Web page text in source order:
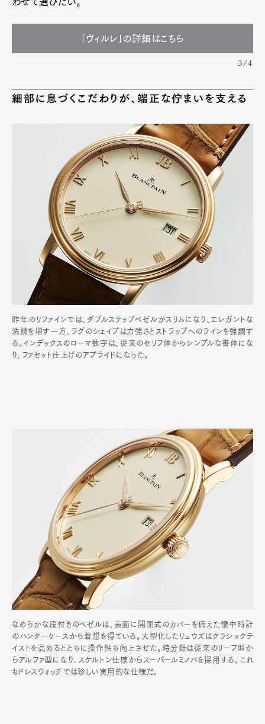
わせて選びたい。
「ヴィルレ」の詳細はこちら
3/4
細部に息づくこだわりが、端正な佇まいを支える
昨年のリファインでは、ダブルステップベゼルがスリムになり、エレガントな
洗練を増す一方、ラグのシェイプは力強さとストラップへのラインを強調す
る。インデックスのローマ数字は、従来のセリフ体からシンプルな書体にな
り、ファセット仕上げのアプライドになった。
なめらかな段付きのベゼルは、表面に開閉式のカバーを備えた懐中時計
のハンターケースから着想を得ている。大型化したリュウズはクラシックテ
イストを高めるとともに操作性も向上させた。時分針は従来のリーフ型か
らアルファ型になり､スケルトン仕様からスーパールミノバを採用する｡これ
もドレスウォッチでは珍しい実用的な仕様だ｡